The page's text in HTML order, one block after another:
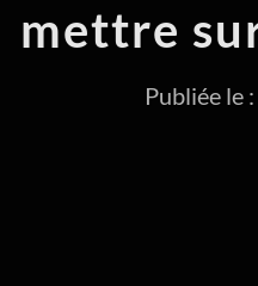
mettre
Publiée